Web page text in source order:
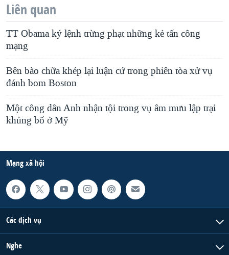
Liên quan
TT Obama ký lệnh trừng phạt những kẻ tấn công
mạng
Bên bào chữa khép lại luận cứ trong phiên tòa xử vụ
đánh bom Boston
Một công dân Anh nhận tội trong vụ âm mưu lập trại
khủng bố ở Mỹ
Mạng xã hội
Các dịch vụ
Nghe